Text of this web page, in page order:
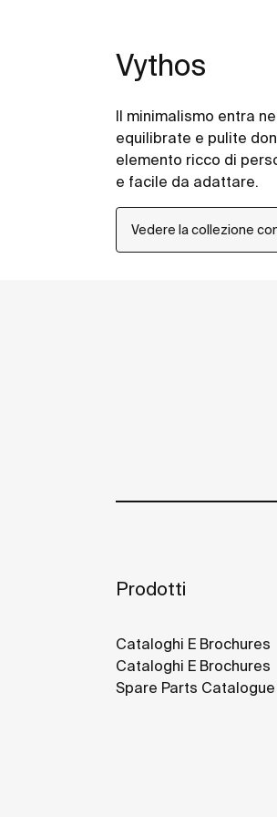
Vythos
Il minimalismo entra
equilibrate e pulite
elemento ricco di
e facile da adattare.
Vedere la collezione
Prodotti
Cataloghi E Brochures
Cataloghi E Brochures
Spare Parts Catalogue